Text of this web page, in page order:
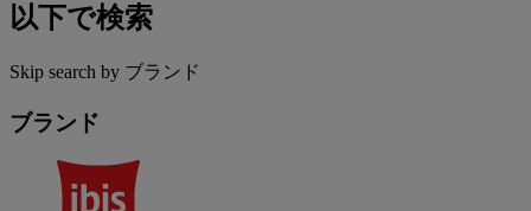
以下で検索
Skip search by ブランド
ブランド